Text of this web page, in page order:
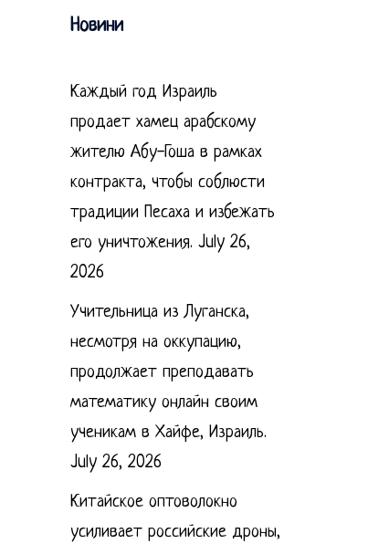
Новини
Каждый год Израиль
продает хамец арабскому
жителю Абу-Гоша в рамках
контракта, чтобы соблюсти
традиции Песаха и избежать
его уничтожения. July 26,
2026
Учительница из Луганска,
несмотря на оккупацию,
продолжает преподавать
математику онлайн своим
ученикам в Хайфе, Израиль.
July 26, 2026
Китайское оптоволокно
усиливает российские дроны,